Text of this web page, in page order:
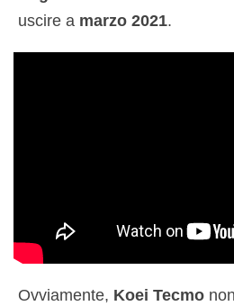
uscire a marzo 2021.
Ovviamente, Koei Tecmo